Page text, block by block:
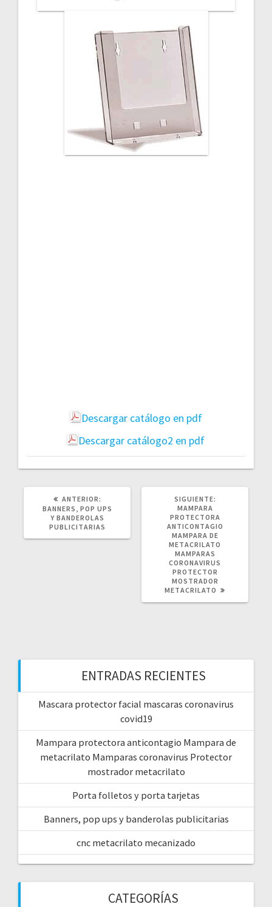
Descargar catálogo en pdf
Descargar catálogo2 en pdf
ANTERIOR:
ANTERIOR:
BANNERS, POP UPS
Y BANDEROLAS
PUBLICITARIAS
SIGUIENTE:
MAMPARA
PROTECTORA
ANTICONTAGIO
MAMPARA DE
METACRILATO
MAMPARAS
CORONAVIRUS
PROTECTOR
MOSTRADOR
METACRILATO
ENTRADAS RECIENTES
Mascara protector facial mascaras coronavirus
covid19
Mampara protectora anticontagio Mampara de
metacrilato Mamparas coronavirus Protector
mostrador metacrilato
Porta folletos y porta tarjetas
Banners, pop ups y banderolas publicitarias
cnc metacrilato mecanizado
CATEGORÍAS